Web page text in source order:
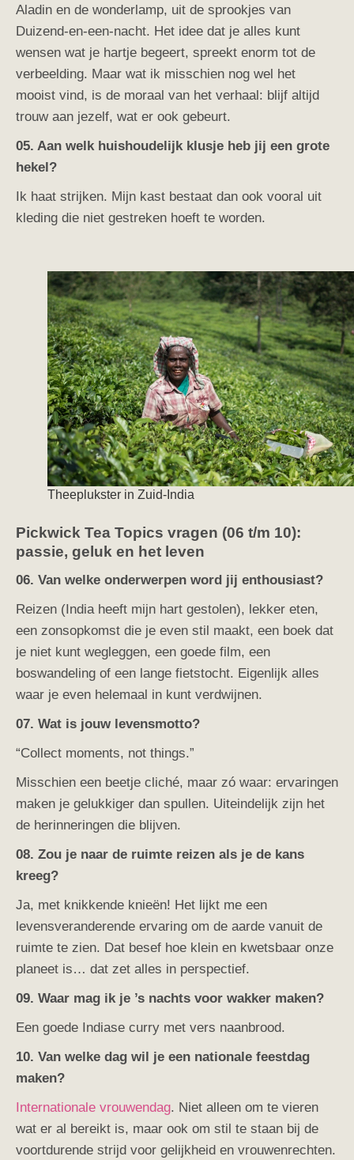
Aladin en de wonderlamp, uit de sprookjes van
Duizend-en-een-nacht. Het idee dat je alles kunt
wensen wat je hartje begeert, spreekt enorm tot de
verbeelding. Maar wat ik misschien nog wel het
mooist vind, is de moraal van het verhaal: blijf altijd
trouw aan jezelf, wat er ook gebeurt.
05. Aan welk huishoudelijk klusje heb jij een grote
hekel?
Ik haat strijken. Mijn kast bestaat dan ook vooral uit
kleding die niet gestreken hoeft te worden.
Theeplukster in Zuid-India
Pickwick Tea Topics vragen (06 t/m 10):
passie, geluk en het leven
06. Van welke onderwerpen word jij enthousiast?
Reizen (India heeft mijn hart gestolen), lekker eten,
een zonsopkomst die je even stil maakt, een boek dat
je niet kunt wegleggen, een goede film, een
boswandeling of een lange fietstocht. Eigenlijk alles
waar je even helemaal in kunt verdwijnen.
07. Wat is jouw levensmotto?
“Collect moments, not things.”
Misschien een beetje cliché, maar zó waar: ervaringen
maken je gelukkiger dan spullen. Uiteindelijk zijn het
de herinneringen die blijven.
08. Zou je naar de ruimte reizen als je de kans
kreeg?
Ja, met knikkende knieën! Het lijkt me een
levensveranderende ervaring om de aarde vanuit de
ruimte te zien. Dat besef hoe klein en kwetsbaar onze
planeet is… dat zet alles in perspectief.
09. Waar mag ik je ’s nachts voor wakker maken?
Een goede Indiase curry met vers naanbrood.
10. Van welke dag wil je een nationale feestdag
maken?
Internationale vrouwendag. Niet alleen om te vieren
wat er al bereikt is, maar ook om stil te staan bij de
voortdurende strijd voor gelijkheid en vrouwenrechten.